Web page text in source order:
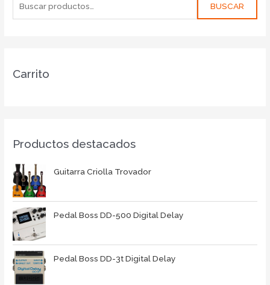
BUSCAR
Carrito
Productos destacados
Guitarra Criolla Trovador
Pedal Boss DD-500 Digital Delay
Pedal Boss DD-3t Digital Delay